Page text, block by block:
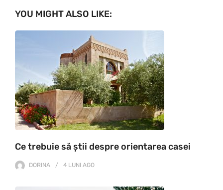
YOU MIGHT ALSO LIKE:
Ce trebuie să știi despre orientarea casei
DORINA 4 LUNI AGO